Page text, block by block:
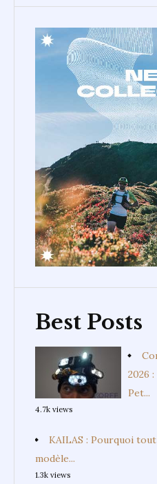
Best Posts
2026
Pet...
4.7k views
KAILAS : Pourquoi
modèle...
1.3k views